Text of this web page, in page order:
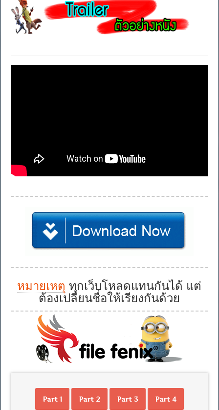
หมายเหตุ ทุกเว็บโหลดแทนกันได้ แต่
ต้องเปลี่ยนชื่อให้เรียงกันด้วย
Part 1 Part 2 Part 3 Part 4